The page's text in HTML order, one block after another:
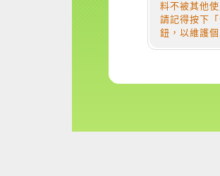
料不被其他使
請記得按下
鈕，以維護個